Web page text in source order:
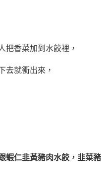
把香菜加到水餃裡，
去就衝出來，
蝦仁韭黃豬肉水餃，韭菜豬